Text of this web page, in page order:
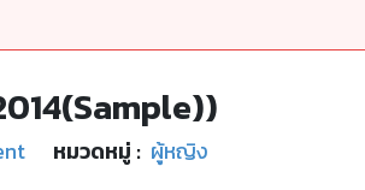
หมวดหมู่ : ผู้หญิง